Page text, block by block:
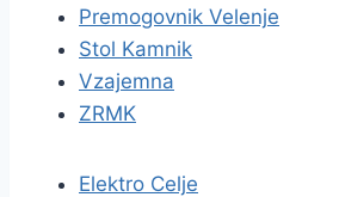
Premogovnik Velenje
Stol Kamnik
Vzajemna
ZRMK
Elektro Celje